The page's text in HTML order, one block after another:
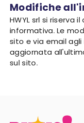
Modifiche
HWYL srl si riserva
informativa. Le
sito e via email
aggiornata
sul sito.